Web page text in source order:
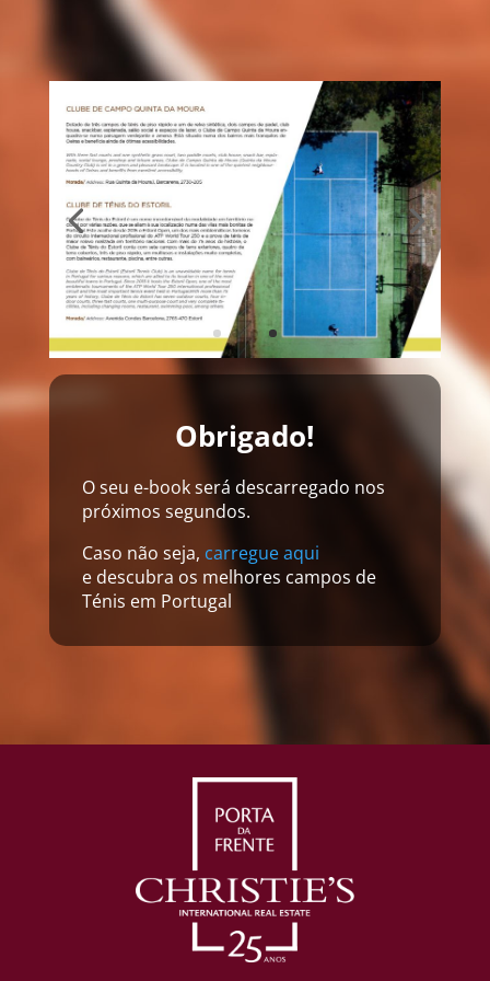
Obrigado!
O seu e-book será descarregado nos
próximos segundos.
Caso não seja, carregue aqui
e descubra os melhores campos de
Ténis em Portugal